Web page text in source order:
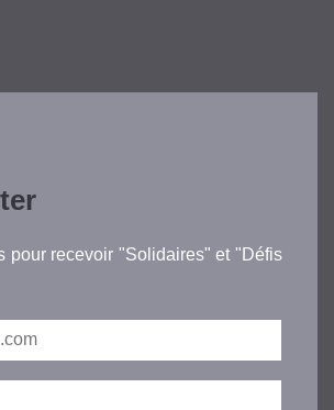
pour recevoir "Solidaires" et "Défis